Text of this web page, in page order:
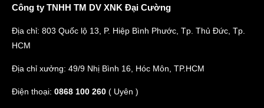
Công ty TNHH TM DV XNK Đại Cường
Địa chỉ: 803 Quốc lộ 13, P. Hiệp Bình Phước, Tp. Thủ Đức, Tp.
HCM
Địa chỉ xưởng: 49/9 Nhị Bình 16, Hóc Môn, TP.HCM
Điện thoại: 0868 100 260 ( Uyên )